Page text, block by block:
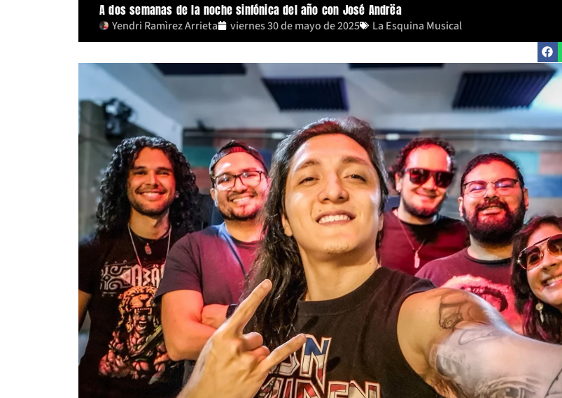
A dos semanas de la noche sinfónica del año con José Andrëa
Yendri Ramìrez Arrieta viernes 30 de mayo de 2025 La Esquina Musical